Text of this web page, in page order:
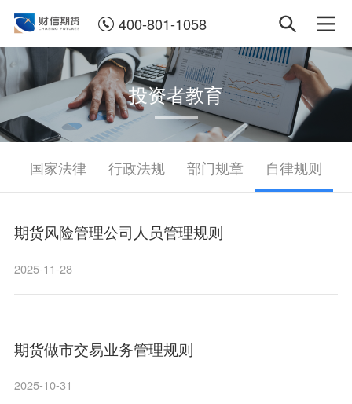
400-801-1058
投资者教育
国家法律 行政法规 部门规章 自律规则
期货风险管理公司人员管理规则
2025-11-28
期货做市交易业务管理规则
2025-10-31